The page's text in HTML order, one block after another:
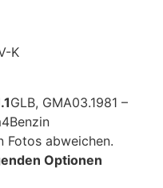
K
GLB, GMA03.1981 –
4Benzin
Fotos abweichen.
Optionen